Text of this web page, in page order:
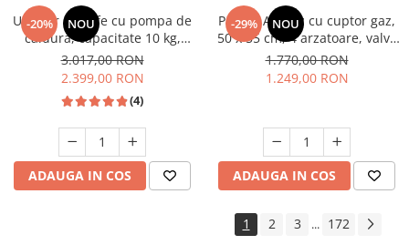
-20% NOU
Uscator de rufe cu pompa de
caldura, capacitate 10 kg,
clasa A++, motor inverter, 14
programe, Heinner
3.017,00 RON
2.399,00 RON
(4)
ADAUGA IN COS
-29% NOU
Pachet Aragaz cu cuptor gaz,
50 x 55 cm, 4 arzatoare, valva
siguranta, Hota traditionala, 2
motoare, 3 viteze, 299-
483m3/h, Alb, Studio Casa
1.770,00 RON
1.249,00 RON
ADAUGA IN COS
1 2 3 ... 172